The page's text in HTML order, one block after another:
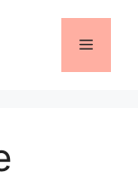
Menu